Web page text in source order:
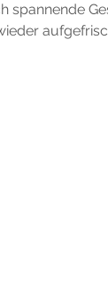
spannende